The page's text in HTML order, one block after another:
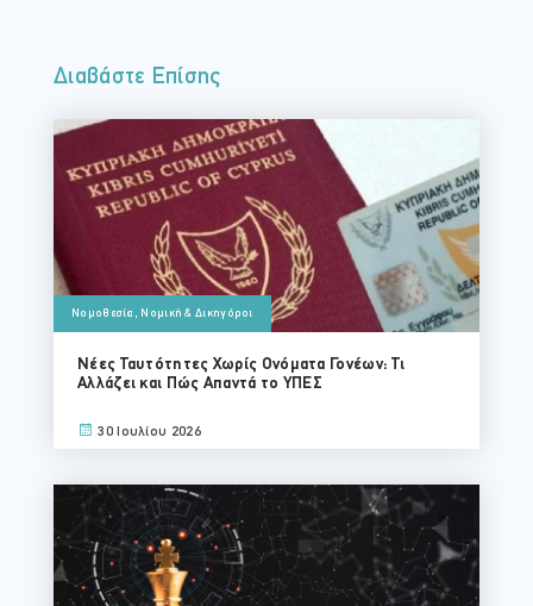
Διαβάστε Επίσης
Νομοθεσία, Νομική & Δικηγόροι
Νέες Ταυτότητες Χωρίς Ονόματα Γονέων: Τι
Αλλάζει και Πώς Απαντά το ΥΠΕΣ
30 Ιουλίου 2026